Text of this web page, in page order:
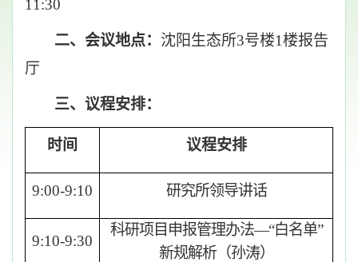
11:30
二、会议地点： 沈阳生态所3号楼1楼报告
厅
三、议程安排：
时间 议程安排
9:00-9:10 研究所领导讲话
9:10-9:30
科研项目申报管理办法—“白名单”
新规解析（孙涛）